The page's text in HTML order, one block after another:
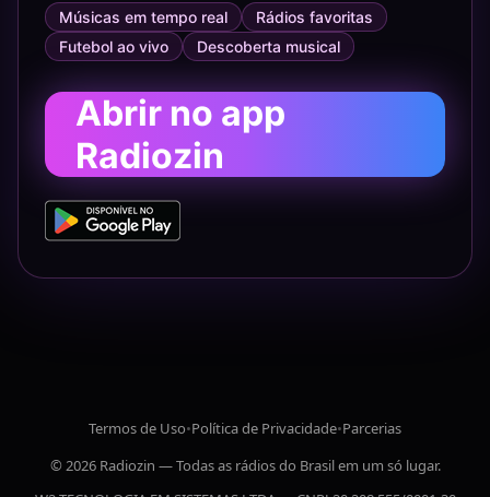
Músicas em tempo real
Rádios favoritas
Futebol ao vivo
Descoberta musical
Abrir no app
Radiozin
Termos de Uso•Política de Privacidade•Parcerias
© 2026 Radiozin — Todas as rádios do Brasil em um só lugar.